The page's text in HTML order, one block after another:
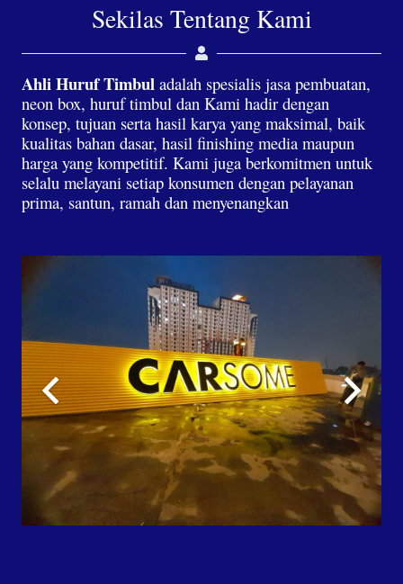
Sekilas Tentang Kami
Ahli Huruf Timbul adalah spesialis jasa pembuatan,
neon box, huruf timbul dan Kami hadir dengan
konsep, tujuan serta hasil karya yang maksimal, baik
kualitas bahan dasar, hasil finishing media maupun
harga yang kompetitif. Kami juga berkomitmen untuk
selalu melayani setiap konsumen dengan pelayanan
prima, santun, ramah dan menyenangkan